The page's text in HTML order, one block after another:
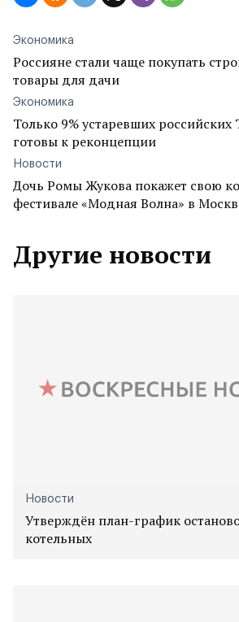
Экономика
Россияне стали чаще покупать
товары для дачи
Экономика
Только 9% устаревших российских
готовы к реконцепции
Новости
Дочь Ромы Жукова покажет свою
фестивале «Модная Волна» в
Другие новости
Новости
Утверждён план-график
котельных